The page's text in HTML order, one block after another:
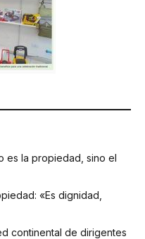
es la propiedad, sino el
«Es dignidad,
continental de dirigentes